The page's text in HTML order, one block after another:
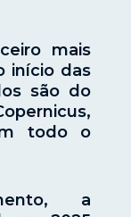
mais
início das
são do
todo o
a